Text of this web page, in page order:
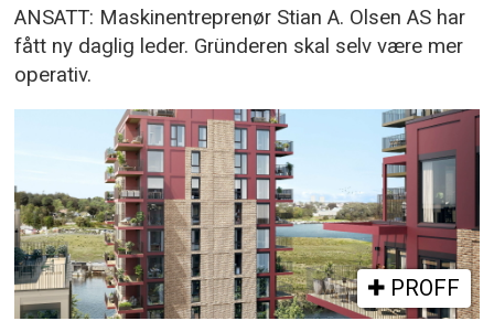
ANSATT: Maskinentreprenør Stian A. Olsen AS har
fått ny daglig leder. Gründeren skal selv være mer
operativ.
PROFF